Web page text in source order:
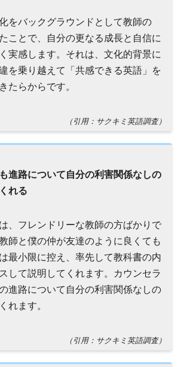
をバックグラウンドとして教師の
ことで、自分の更なる成長と自信に
実感します。それは、文化的背景に
を乗り越えて「共感できる英語」を
たらからです。
（引用：サクキミ英語調査）
進路について自分の利害関係なしの
れる
、フレンドリーな教師の方ばかりで
師と僕の仲が友達のように良くても
最小限に控え、率先して教科書の内
して説明してくれます。カウンセラ
進路について自分の利害関係なしの
れます。
（引用：サクキミ英語調査）